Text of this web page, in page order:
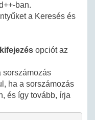
ban.
a Keresés és
opciót az
sorszámozás
ha a sorszámozás
és így tovább, írja